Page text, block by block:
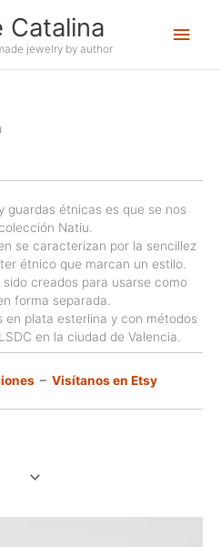
Catalina
jewelry by author
guardas étnicas es que se nos
Natiu.
se caracterizan por la sencillez
étnico que marcan un estilo.
creados para usarse como
forma separada.
en plata esterlina y con métodos
en la ciudad de Valencia.
– Visítanos en Etsy